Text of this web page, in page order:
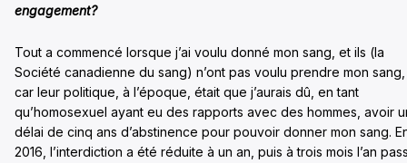
engagement?
Tout a commencé lorsque j’ai voulu donné mon sang, et ils (la
Société canadienne du sang) n’ont pas voulu prendre mon sang,
car leur politique, à l’époque, était que j’aurais dû, en tant
qu’homosexuel ayant eu des rapports avec des hommes, avoir
délai de cinq ans d’abstinence pour pouvoir donner mon sang.
2016, l’interdiction a été réduite à un an, puis à trois mois l’an